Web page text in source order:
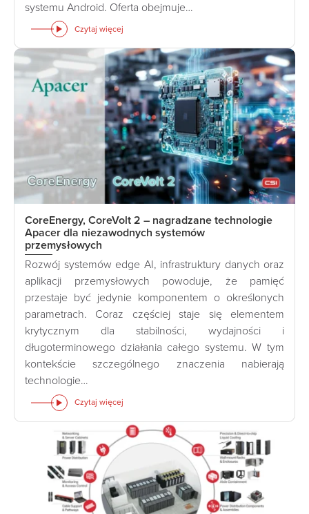
systemu Android. Oferta obejmuje…
Czytaj więcej
CoreEnergy, CoreVolt 2 – nagradzane technologie
Apacer dla niezawodnych systemów
przemysłowych
Rozwój systemów edge AI, infrastruktury danych oraz
aplikacji przemysłowych powoduje, że pamięć
przestaje być jedynie komponentem o określonych
parametrach. Coraz częściej staje się elementem
krytycznym dla stabilności, wydajności i
długoterminowego działania całego systemu. W tym
kontekście szczególnego znaczenia nabierają
technologie…
Czytaj więcej